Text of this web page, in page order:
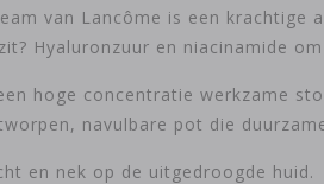
van Lancôme is een
Hyaluronzuur en niacinamide
hoge concentratie werkzame
navulbare pot die
en nek op de uitgedroogde huid.